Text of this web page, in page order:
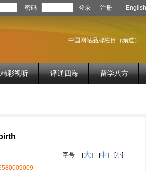
密码 登录 注册 English
中国网站品牌栏目（频道）
精彩视听 译通四海 留学八方
字号 [大] [中] [小]